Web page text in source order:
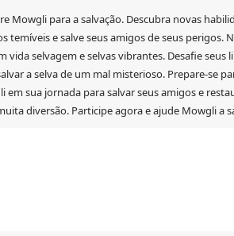
Mowgli para a salvação. Descubra novas
temíveis e salve seus amigos de seus perigos.
vida selvagem e selvas vibrantes. Desafie
a selva de um mal misterioso. Prepare-se
em sua jornada para salvar seus amigos e
diversão. Participe agora e ajude Mowgli a